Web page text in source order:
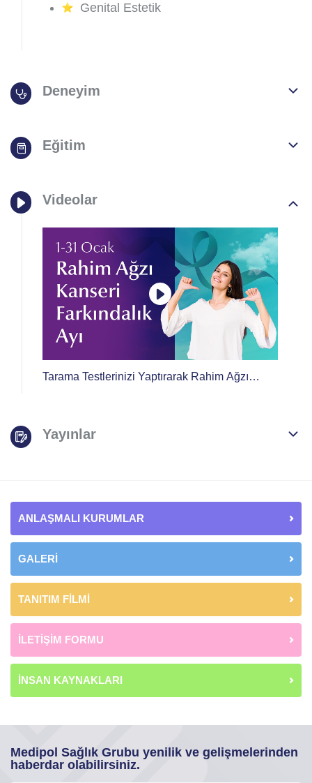
Genital Estetik
Deneyim
Eğitim
Videolar
Tarama Testlerinizi Yaptırarak Rahim Ağzı
Yayınlar
ANLAŞMALI KURUMLAR
GALERİ
TANITIM FİLMİ
İLETİŞİM FORMU
İNSAN KAYNAKLARI
Medipol Sağlık Grubu yenilik ve gelişmelerinden
haberdar olabilirsiniz.